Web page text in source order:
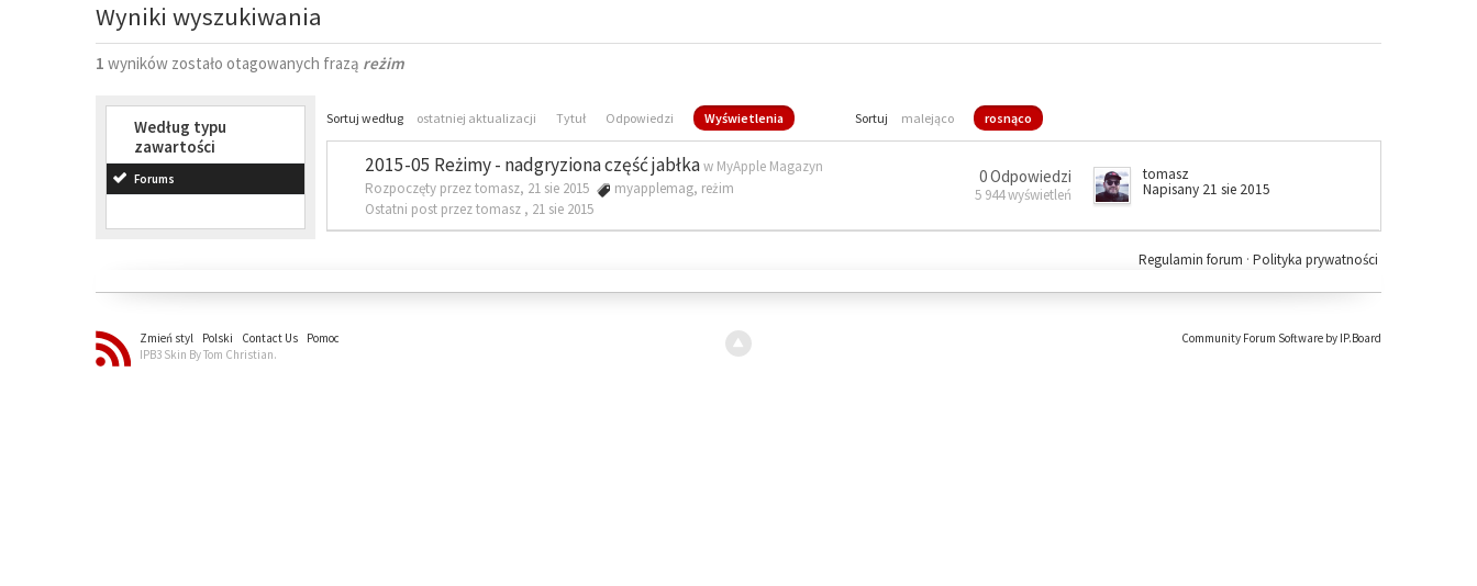
Wyniki wyszukiwania
1 wyników zostało otagowanych frazą reżim
Według typu
zawartości
Forums
Sortuj według ostatniej aktualizacji Tytuł Odpowiedzi Wyświetlenia Sortuj malejąco rosnąco
2015-05 Reżimy - nadgryziona część jabłkaw MyApple Magazyn
Rozpoczęty przez tomasz, 21 sie 2015
myapplemag, reżim
Ostatni post przez tomasz , 21 sie 2015
0 Odpowiedzi
5 944 wyświetleń
tomasz
Napisany 21 sie 2015
Polityka prywatności
Regulamin forum ·
Zmień styl Polski Contact Us
Pomoc
IPB3 Skin By Tom Christian.
Community Forum Software by IP.Board